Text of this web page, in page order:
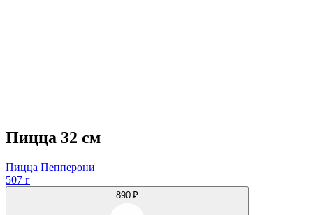
Пицца 32 см
Пицца Пепперони
507 г
890 ₽